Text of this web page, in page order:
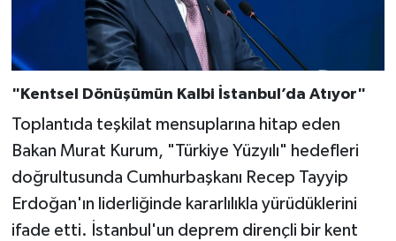
"Kentsel Dönüşümün Kalbi İstanbul’da Atıyor"
Toplantıda teşkilat mensuplarına hitap eden
Bakan Murat Kurum, "Türkiye Yüzyılı" hedefleri
doğrultusunda Cumhurbaşkanı Recep Tayyip
Erdoğan'ın liderliğinde kararlılıkla yürüdüklerini
ifade etti. İstanbul'un deprem dirençli bir kent